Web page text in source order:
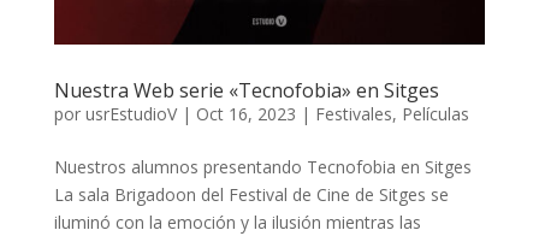
Nuestra Web serie «Tecnofobia» en Sitges
por usrEstudioV| Oct 16, 2023 | Festivales, Películas
Nuestros alumnos presentando Tecnofobia en Sitges
La sala Brigadoon del Festival de Cine de Sitges se
iluminó con la emoción y la ilusión mientras las